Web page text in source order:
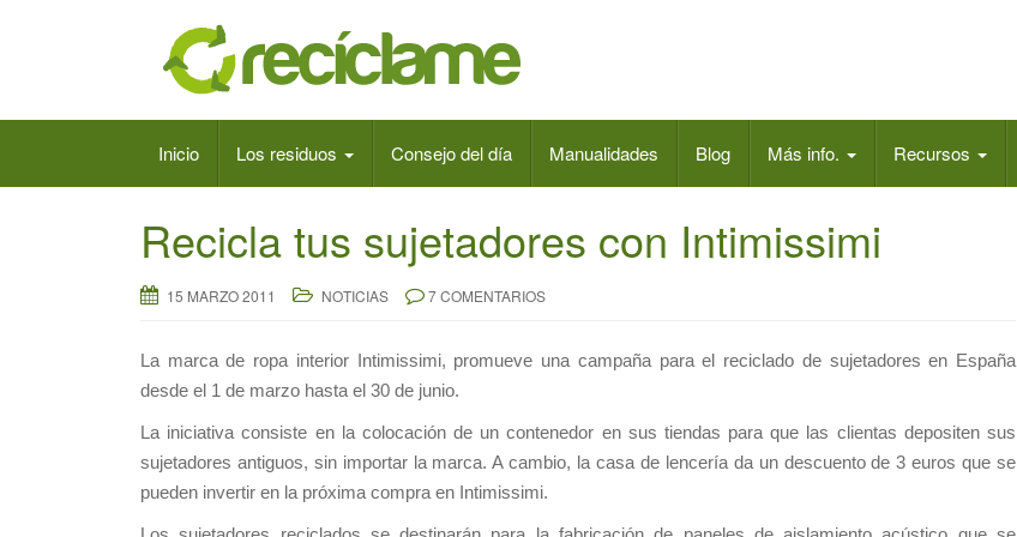
Inicio Los residuos Consejo del día Manualidades Blog Más info. Recursos
Recicla tus sujetadores con Intimissimi
15 MARZO 2011 NOTICIAS 7 COMENTARIOS
La marca de ropa interior Intimissimi, promueve una campaña para el reciclado de sujetadores en España
desde el 1 de marzo hasta el 30 de junio.
La iniciativa consiste en la colocación de un contenedor en sus tiendas para que las clientas depositen sus
sujetadores antiguos, sin importar la marca. A cambio, la casa de lencería da un descuento de 3 euros que se
pueden invertir en la próxima compra en Intimissimi.